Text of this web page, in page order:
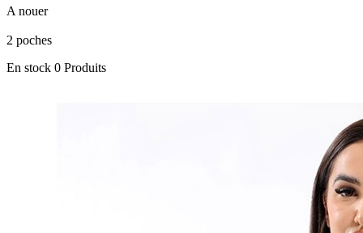
A nouer
2 poches
En stock 0 Produits